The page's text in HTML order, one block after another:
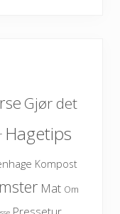
Gjør det
Hagetips
Kompost
Mat Om
Pressetur